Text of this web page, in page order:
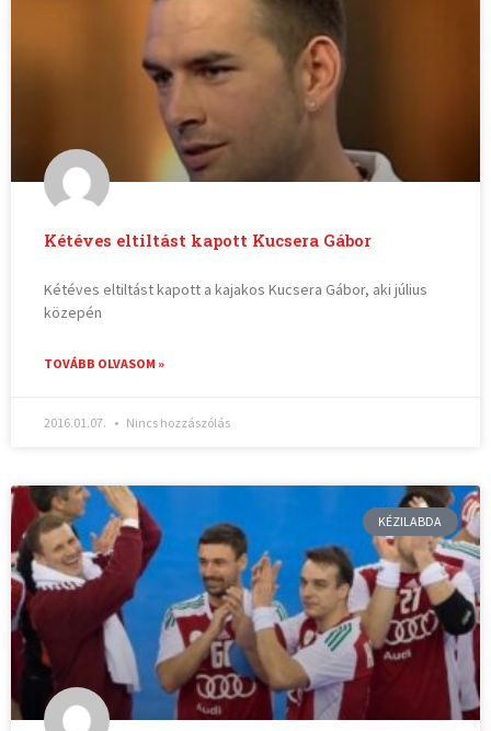
Kétéves eltiltást kapott Kucsera Gábor
Kétéves eltiltást kapott a kajakos Kucsera Gábor, aki július
közepén
TOVÁBB OLVASOM »
2016.01.07. Nincs hozzászólás
KÉZILABDA